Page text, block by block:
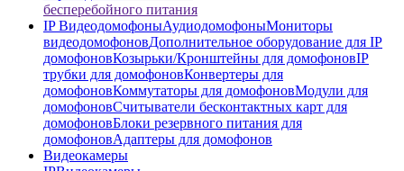
бесперебойного питания
IP ВидеодомофоныАудиодомофоныМониторы
видеодомофоновДополнительное оборудование для IP
домофоновКозырьки/Кронштейны для домофоновIP
трубки для домофоновКонвертеры для
домофоновКоммутаторы для домофоновМодули для
домофоновСчитыватели бесконтактных карт для
домофоновБлоки резервного питания для
домофоновАдаптеры для домофонов
Видеокамеры